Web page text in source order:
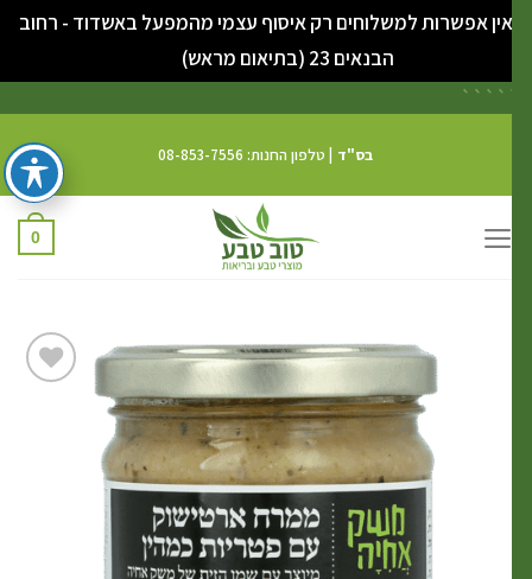
אין אפשרות למשלוחים רק איסוף עצמי מהמפעל באשדוד - רחוב
הבנאים 23 (בתיאום מראש)
סגור
```
בס"ד| טלפון החנות: 08-853-7556